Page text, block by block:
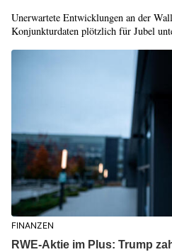
Unerwartete Entwicklungen an der
Konjunkturdaten plötzlich für Jubel
FINANZEN
RWE-Aktie im Plus: Trump